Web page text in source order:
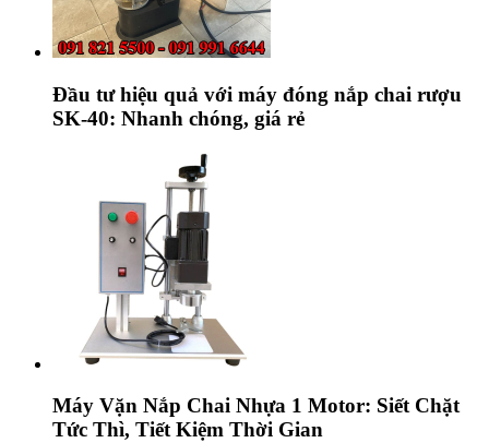
Đầu tư hiệu quả với máy đóng nắp chai rượu
SK-40: Nhanh chóng, giá rẻ
Máy Vặn Nắp Chai Nhựa 1 Motor: Siết Chặt
Tức Thì, Tiết Kiệm Thời Gian